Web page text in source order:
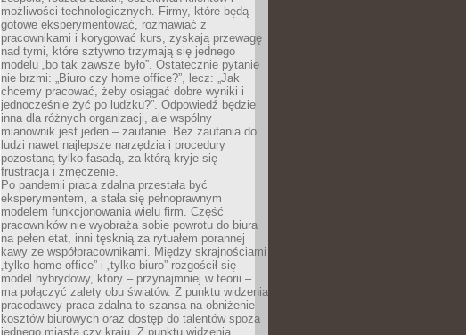
możliwości technologicznych. Firmy, które będą
gotowe eksperymentować, rozmawiać z
pracownikami i korygować kurs, zyskają przewagę
nad tymi, które sztywno trzymają się jednego
modelu „bo tak zawsze było”. Ostatecznie pytanie
nie brzmi: „Biuro czy home office?”, lecz: „Jak
chcemy pracować, żeby osiągać dobre wyniki i
jednocześnie żyć po ludzku?”. Odpowiedź będzie
inna dla różnych organizacji, ale wspólny
mianownik jest jeden – zaufanie. Bez zaufania do
ludzi nawet najlepsze narzędzia i procedury
pozostaną tylko fasadą, za którą kryje się
frustracja i zmęczenie.
Po pandemii praca zdalna przestała być
eksperymentem, a stała się pełnoprawnym
modelem funkcjonowania wielu firm. Część
pracowników nie wyobraża sobie powrotu do biura
na pełen etat, inni tęsknią za rytuałem porannej
kawy ze współpracownikami. Między skrajnościami
„tylko home office” i „tylko biuro” rozgościł się
model hybrydowy, który – przynajmniej w teorii –
ma połączyć zalety obu światów. Z punktu widzenia
pracodawcy praca zdalna to szansa na obniżenie
kosztów biurowych oraz dostęp do talentów spoza
jednego miasta czy kraju. Z punktu widzenia